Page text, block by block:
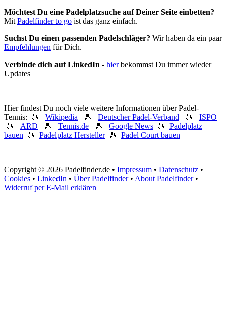
Möchtest Du eine Padelplatzsuche auf Deiner Seite einbetten?
MitPadelfinder to go ist das ganz einfach.
Suchst Du einen passenden Padelschläger? Wir haben da ein paar
Empfehlungen für Dich.
Verbinde dich auf LinkedIn - hierbekommst Du immer wieder
Updates
Hier findest Du noch viele weitere Informationen über Padel-
Tennis: 🎾 Wikipedia 🎾 Deutscher Padel-Verband 🎾 ISPO
🎾 ARD 🎾 Tennis.de 🎾 Google News 🎾 Padelplatz
bauen 🎾 Padelplatz Hersteller🎾 Padel Court bauen
Copyright © 2026 Padelfinder.de • Impressum • Datenschutz •
Cookies • LinkedIn • Über Padelfinder• About Padelfinder•
Widerruf per E-Mail erklären